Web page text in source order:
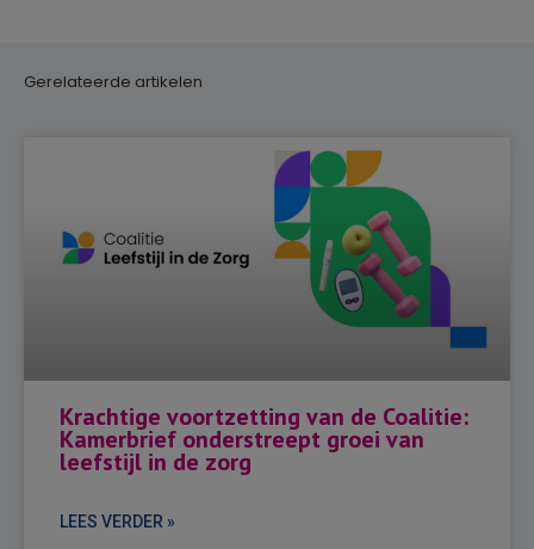
Gerelateerde artikelen
Krachtige voortzetting van de Coalitie:
Kamerbrief onderstreept groei van
leefstijl in de zorg
LEES VERDER »